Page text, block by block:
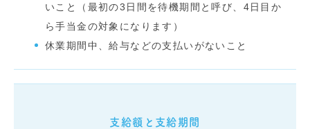
いこと（最初の3日間を待機期間と呼び、4日目か
ら手当金の対象になります）
休業期間中、給与などの支払いがないこと
支給額と支給期間